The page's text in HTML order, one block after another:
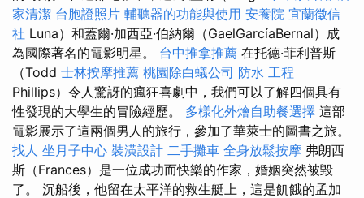
家清潔 台胞證照片 輔聽器的功能與使用 安養院 宜蘭徵信
社 Luna）和蓋爾·加西亞·伯納爾（GaelGarcíaBernal）成
為國際著名的電影明星。 台中推拿推薦 在托德·菲利普斯
（Todd 士林按摩推薦 桃園除白蟻公司 防水 工程
Phillips）令人驚訝的瘋狂喜劇中，我們可以了解四個具有
性發現的大學生的冒險經歷。 多樣化外燴自助餐選擇 這部
電影展示了這兩個男人的旅行，參加了華萊士的圖書之旅。
找人 坐月子中心 裝潢設計 二手攤車 全身放鬆按摩 弗朗西
斯（Frances）是一位成功而快樂的作家，婚姻突然被毀
了。 沉船後，他留在太平洋的救生艇上，這是飢餓的孟加